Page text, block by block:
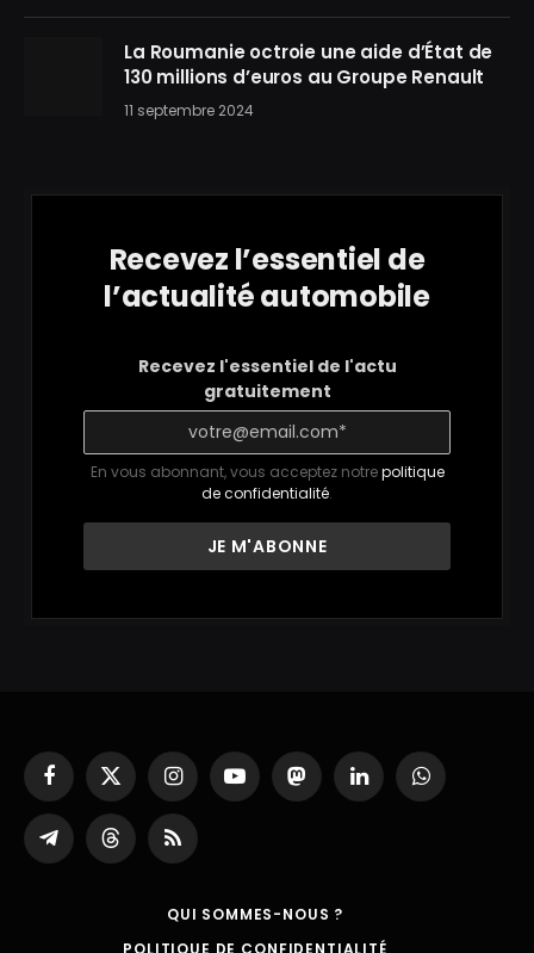
La Roumanie octroie une aide d’État de
130 millions d’euros au Groupe Renault
11 septembre 2024
Recevez l’essentiel de
l’actualité automobile
Recevez l'essentiel de l'actu
gratuitement
En vous abonnant, vous acceptez notrepolitique
de confidentialité.
Facebook
X
(Twitter)
InstagramYouTubeMastodonLinkedInWhatsApp
Partager
sur
ThreadsRSS
QUI SOMMES-NOUS ?